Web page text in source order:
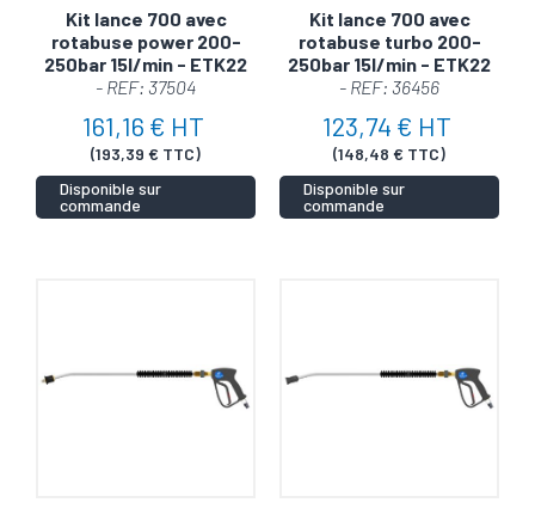
Kit lance 700 avec
rotabuse power 200-
250bar 15l/min - ETK22
- REF: 37504
161,16 € HT
(193,39 € TTC)
Disponible sur
commande
Kit lance 700 avec
rotabuse turbo 200-
250bar 15l/min - ETK22
- REF: 36456
123,74 € HT
(148,48 € TTC)
Disponible sur
commande